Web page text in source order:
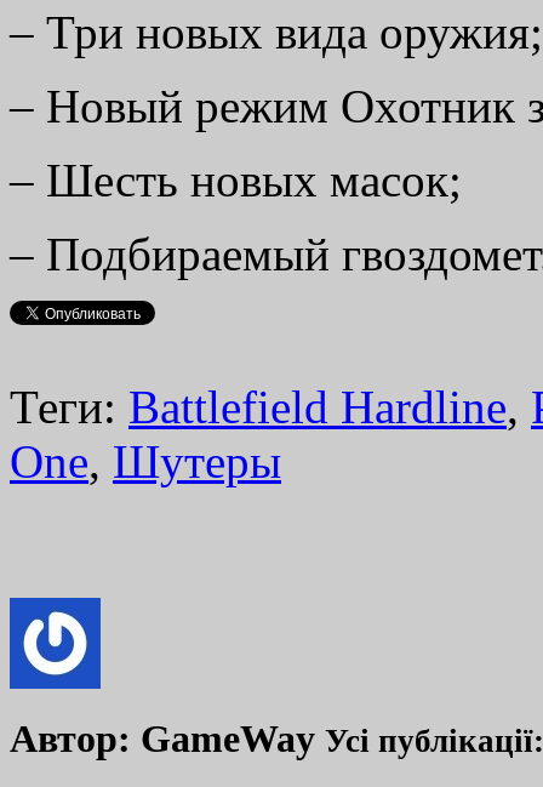
– Три новых вида оружия;
– Новый режим Охотник
– Шесть новых масок;
– Подбираемый
Теги: Battlefield Hardline,
One, Шутеры
Автор: GameWay Усі